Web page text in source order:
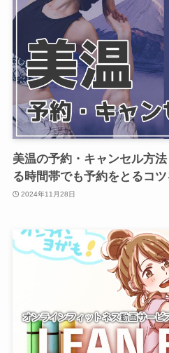
美温の予約・キャンセル方
る時間帯でも予約をとるコ
2024年11月28日